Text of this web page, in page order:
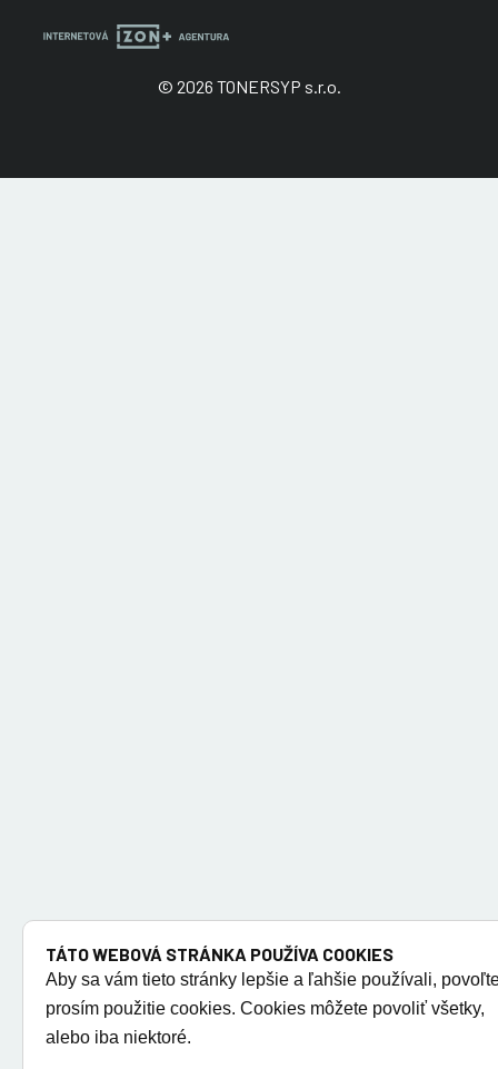
© 2026 TONERSYP s.r.o.
TÁTO WEBOVÁ STRÁNKA POUŽÍVA COOKIES
Aby sa vám tieto stránky lepšie a ľahšie používali,
prosím použitie cookies. Cookies môžete povoliť všetky,
alebo iba niektoré.